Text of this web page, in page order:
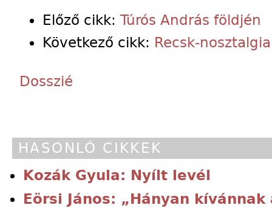
Előző cikk: Túrós András földjén
Következő cikk: Recsk-nosztalgia
Dosszié
HASONLÓ CIKKEK
Kozák Gyula: Nyílt levél
Eörsi János: „Hányan